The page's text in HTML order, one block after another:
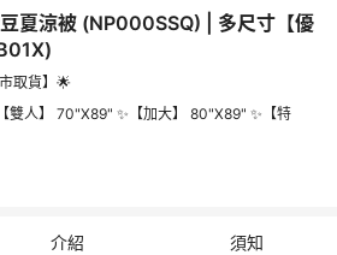
，含有多種氨基酸的特性自然健康親
濕透氣：大豆纖維擁有不規則的構槽狀
不平，吸汗性極強，有效保持肌膚乾爽
耐用: 大豆纖維的柔韌度高，在正常洗滌
象,而且易洗快乾。</p>
夏涼被 (NP000SSQ) | 多尺寸【優
)
取貨】🌟
雙人】 70"X89" ✨【加大】 80"X89" ✨【特
介紹 須知